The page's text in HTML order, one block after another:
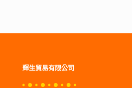
輝生貿易有限公司